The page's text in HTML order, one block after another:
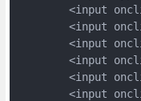
<input
<input
<input
<input
<input
<input